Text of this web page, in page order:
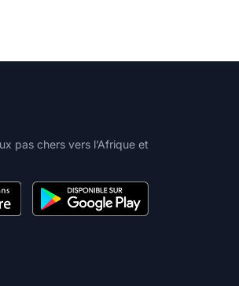
pas chers vers l’Afrique et